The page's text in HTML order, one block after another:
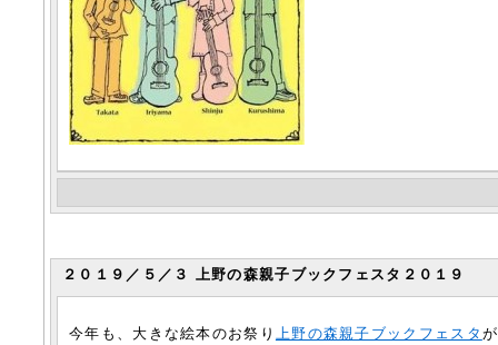
２０１９／５／３ 上野の森親子ブックフェスタ２０１９
今年も、大きな絵本のお祭り 上野の森親子ブックフェスタ